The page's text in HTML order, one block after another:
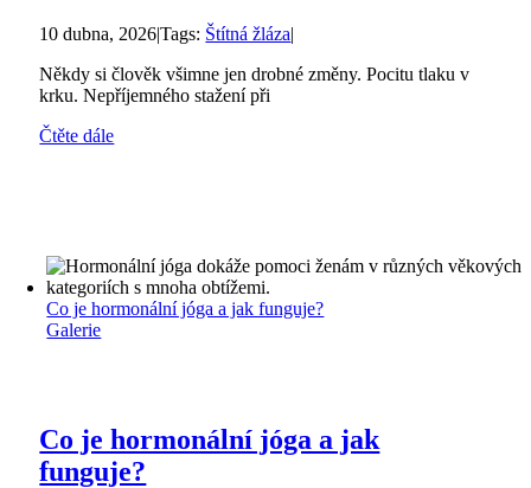
10 dubna, 2026|Tags: Štítná žláza|
Někdy si člověk všimne jen drobné změny. Pocitu tlaku v
krku. Nepříjemného stažení při
Čtěte dále
Co je hormonální jóga a jak funguje?
Galerie
Co je hormonální jóga a jak
funguje?